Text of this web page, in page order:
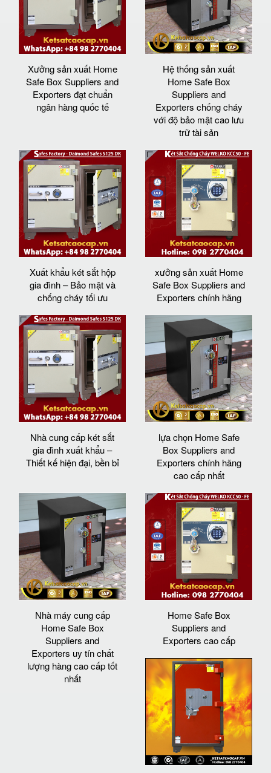
Xưởng sản xuất Home
Safe Box Suppliers and
Exporters đạt chuẩn
ngân hàng quốc tế
Hệ thống sản xuất
Home Safe Box
Suppliers and
Exporters chống cháy
với độ bảo mật cao lưu
trữ tài sản
Xuất khẩu két sắt hộp
gia đình – Bảo mật và
chống cháy tối ưu
xưởng sản xuất Home
Safe Box Suppliers and
Exporters chính hãng
Nhà cung cấp két sắt
gia đình xuất khẩu –
Thiết kế hiện đại, bền bỉ
lựa chọn Home Safe
Box Suppliers and
Exporters chính hãng
cao cấp nhất
Nhà máy cung cấp
Home Safe Box
Suppliers and
Exporters uy tín chất
lượng hàng cao cấp tốt
nhất
Home Safe Box
Suppliers and
Exporters cao cấp